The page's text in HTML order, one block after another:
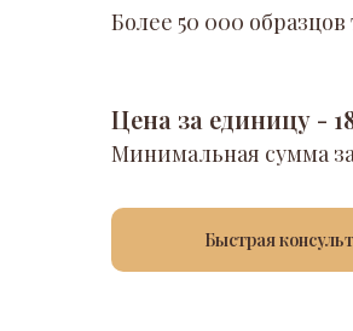
Быстрая
Более 50 000
Минимальная сумма
Цена за единицу -